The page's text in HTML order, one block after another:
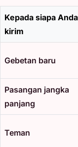
Kepada siapa Anda
kirim
Gebetan baru
Pasangan jangka
panjang
Teman